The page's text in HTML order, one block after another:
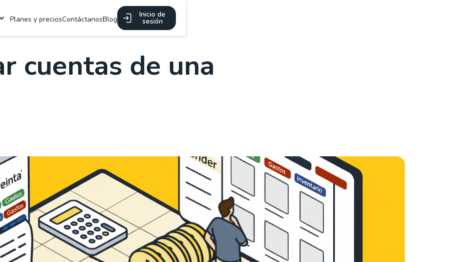
Planes y preciosContáctanosBlog
Inicio de
sesión
cuentas de una